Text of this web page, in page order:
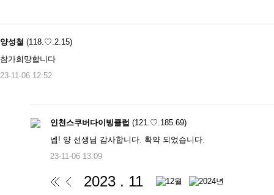
양성철 (118.♡.2.15)
참가희망합니다
23-11-06 12:52
인천스쿠버다이빙클럽 (121.♡.185.69)
넵! 양 선생님 감사합니다. 확약 되었습니다.
23-11-06 13:09
2023 . 11